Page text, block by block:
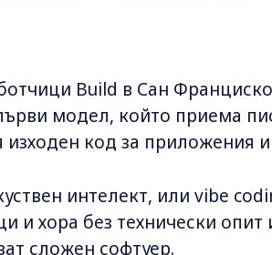
Build в Сан
модел, който приема
код за приложения и
интелект, или vibe
и хора без технически опит
сложен софтуер.